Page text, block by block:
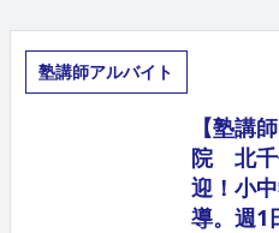
塾講師アルバイト
【塾講
院 北千
迎！小
導。週1